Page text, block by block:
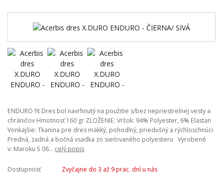
ENDURO fit Dres bol navrhnutý na použitie s/bez nepriestrelnej vesty a
chráničov Hmotnosť 160 gr ZLOŽENIE: Vršok: 94% Polyester, 6% Elastan
Vonkajšie: Tkanina pre dres mäkký, pohodlný, priedušný a rýchloschnúci
Predná, zadná a bočná vsadka zo sieťovaného polyesteru Vyrobené
v: Maroku S 06... celý popis
Dostupnosť
Zvyčajne do 3 až 9 prac. dní u nás